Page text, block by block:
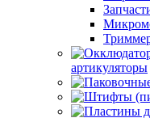
артикуляторы